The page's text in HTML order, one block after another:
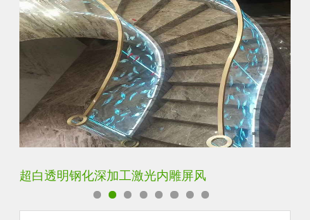
玄关水晶立体雕刻3D激光内雕玻璃